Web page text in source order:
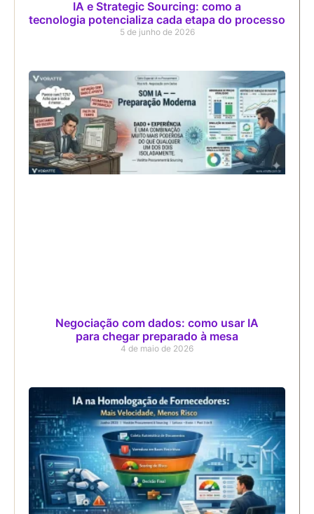
IA e Strategic Sourcing: como a
tecnologia potencializa cada etapa do processo
5 de junho de 2026
Negociação com dados: como usar IA
para chegar preparado à mesa
4 de maio de 2026